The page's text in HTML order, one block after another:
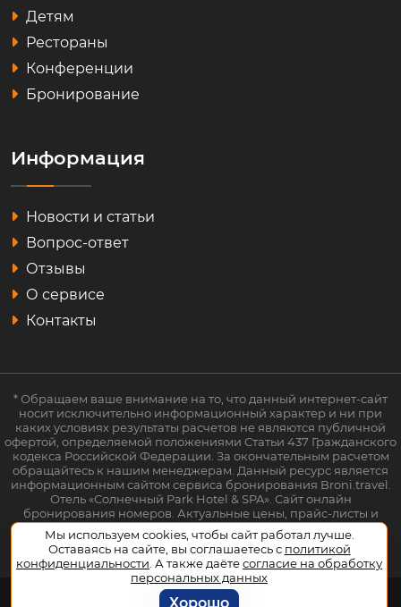
Детям
Рестораны
Конференции
Бронирование
Информация
Новости и статьи
Вопрос-ответ
Отзывы
О сервисе
Контакты
* Обращаем ваше внимание на то, что данный интернет-сайт
носит исключительно информационный характер и ни при
каких условиях результаты расчетов не являются публичной
офертой, определяемой положениями Статьи 437 Гражданского
кодекса Российской Федерации. За окончательным расчетом
обращайтесь к нашим менеджерам. Данный ресурс является
информационным сайтом сервиса бронирования Broni.travel.
Отель «Солнечный Park Hotel & SPA». Сайт онлайн
бронирования номеров. Актуальные цены, прайс-листы и
наличие мест. Акции и спецпредложения. Выгодное
бронирование. Индивидуальный менеджер. Не является
официальным сайтом объекта размещения.
Мы используем cookies, чтобы сайт работал лучше.
Оставаясь на сайте, вы соглашаетесь с политикой
конфиденциальности . А также даётесогласие на обработку
персональных данных
Хорошо